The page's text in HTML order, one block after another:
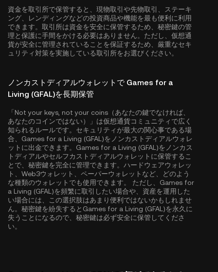
資金を取引所で保管すると、現物取引や先物取引、ステーキ
ング、レンディングなどの投資商品や機能を最も便利に利用
できます。取引所は資金を安全に保管するため、秘密鍵の管
理と保護に手間をかける必要はありません。ただし、仮想通
貨が安全に管理されていることを保証するため、厳重なセキ
ュリティ対策を実施している取引所をお選びください。
ノンカストディアルウォレットで Games for a
Living (GFAL)を長期保管
「Not your keys, not your coins（あなたの鍵でなければ、
あなたのコインではない）」は仮想通貨コミュニティで広く
知られるルールです。セキュリティが最大の関心事である場
合、Games for a Living (GFAL)をノンカストディアルウォレ
ットに出金できます。Games for a Living (GFAL)をノンカス
トディアルやセルフカストディアルウォレットに保管するこ
とで、秘密鍵を完全に管理できます。ハードウェアウォレッ
ト、Web3ウォレット、ペーパーウォレットなど、どのよう
な種類のウォレットでも使用できます。 ただし、Games for
a Living (GFAL)を頻繁に取引したい場合や、資産を運用した
い場合には、この選択肢はあまり便利ではないかもしれませ
ん。秘密鍵を紛失するとGames for a Living (GFAL)を永久に
失うことになるので、秘密鍵は必ず安全に保管してくださ
い。